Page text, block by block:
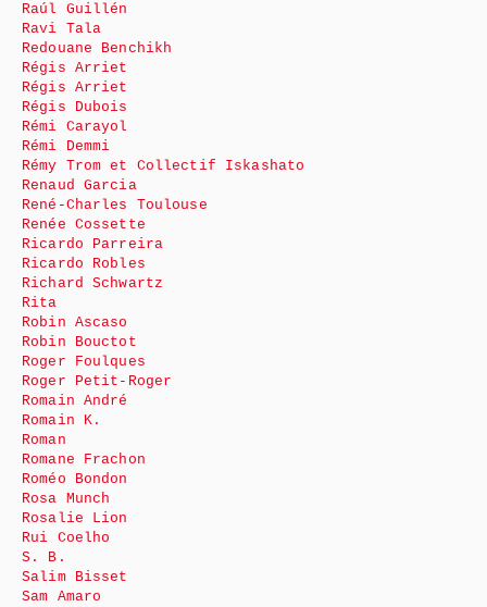
Raúl Guillén
Ravi Tala
Redouane Benchikh
Régis Arriet
Régis Arriet
Régis Dubois
Rémi Carayol
Rémi Demmi
Rémy Trom et Collectif Iskashato
Renaud Garcia
René-Charles Toulouse
Renée Cossette
Ricardo Parreira
Ricardo Robles
Richard Schwartz
Rita
Robin Ascaso
Robin Bouctot
Roger Foulques
Roger Petit-Roger
Romain André
Romain K.
Roman
Romane Frachon
Roméo Bondon
Rosa Munch
Rosalie Lion
Rui Coelho
S. B.
Salim Bisset
Sam Amaro